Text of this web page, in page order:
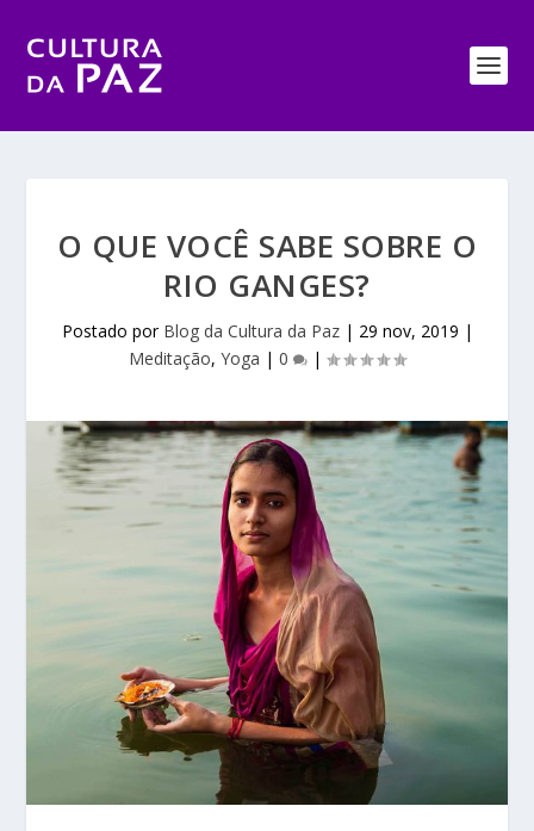
O QUE VOCÊ SABE SOBRE O
RIO GANGES?
Postado por Blog da Cultura da Paz| 29 nov, 2019 |
Meditação, Yoga | 0 |